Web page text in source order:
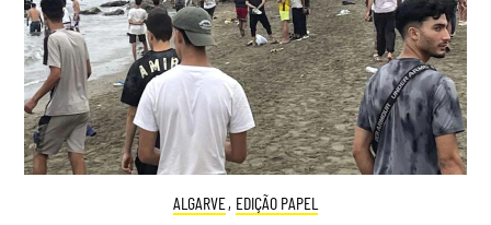
ALGARVE, EDIÇÃO PAPEL